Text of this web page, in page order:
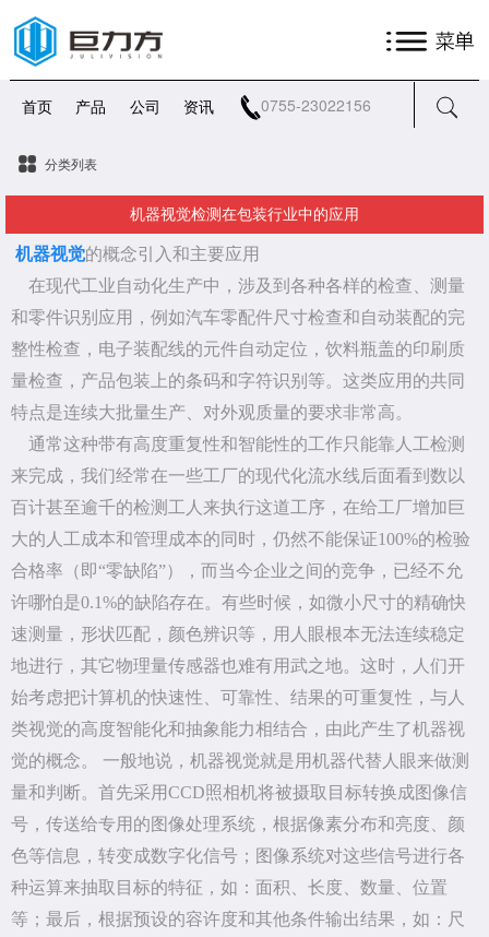
首页 产品 公司 资讯 0755-23022156
分类列表
机器视觉检测在包装行业中的应用
机器视觉的概念引入和主要应用
在现代工业自动化生产中，涉及到各种各样的检查、测量
和零件识别应用，例如汽车零配件尺寸检查和自动装配的完
整性检查，电子装配线的元件自动定位，饮料瓶盖的印刷质
量检查，产品包装上的条码和字符识别等。这类应用的共同
特点是连续大批量生产、对外观质量的要求非常高。
通常这种带有高度重复性和智能性的工作只能靠人工检测
来完成，我们经常在一些工厂的现代化流水线后面看到数以
百计甚至逾千的检测工人来执行这道工序，在给工厂增加巨
大的人工成本和管理成本的同时，仍然不能保证100%的检验
合格率（即“零缺陷”），而当今企业之间的竞争，已经不允
许哪怕是0.1%的缺陷存在。有些时候，如微小尺寸的精确快
速测量，形状匹配，颜色辨识等，用人眼根本无法连续稳定
地进行，其它物理量传感器也难有用武之地。这时，人们开
始考虑把计算机的快速性、可靠性、结果的可重复性，与人
类视觉的高度智能化和抽象能力相结合，由此产生了机器视
觉的概念。 一般地说，机器视觉就是用机器代替人眼来做测
量和判断。首先采用CCD照相机将被摄取目标转换成图像信
号，传送给专用的图像处理系统，根据像素分布和亮度、颜
色等信息，转变成数字化信号；图像系统对这些信号进行各
种运算来抽取目标的特征，如：面积、长度、数量、位置
等；最后，根据预设的容许度和其他条件输出结果，如：尺